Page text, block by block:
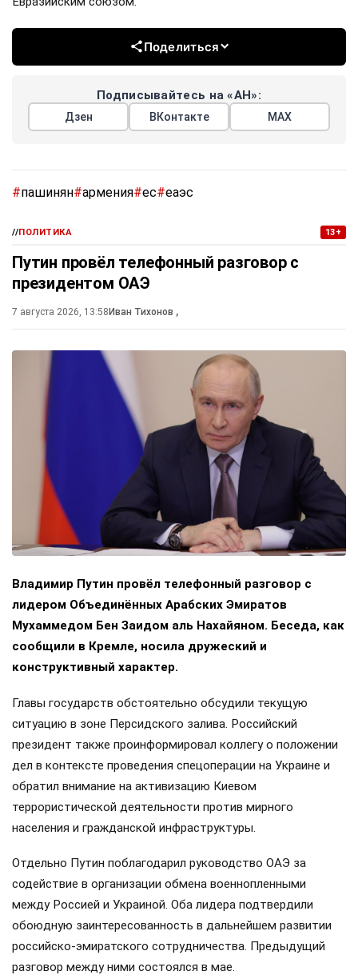
Поделиться
Подписывайтесь на «АН»:
Дзен ВКонтакте МАХ
#пашинян#армения#ес#еаэс
//ПОЛИТИКА 13+
Путин провёл телефонный разговор с
президентом ОАЭ
7 августа 2026, 13:58Иван Тихонов ,
Владимир Путин провёл телефонный разговор с
лидером Объединённых Арабских Эмиратов
Мухаммедом Бен Заидом аль Нахайяном. Беседа, как
сообщили в Кремле, носила дружеский и
конструктивный характер.
Главы государств обстоятельно обсудили текущую
ситуацию в зоне Персидского залива. Российский
президент также проинформировал коллегу о положении
дел в контексте проведения спецоперации на Украине и
обратил внимание на активизацию Киевом
террористической деятельности против мирного
населения и гражданской инфраструктуры.
Отдельно Путин поблагодарил руководство ОАЭ за
содействие в организации обмена военнопленными
между Россией и Украиной. Оба лидера подтвердили
обоюдную заинтересованность в дальнейшем развитии
российско-эмиратского сотрудничества. Предыдущий
разговор между ними состоялся в мае.